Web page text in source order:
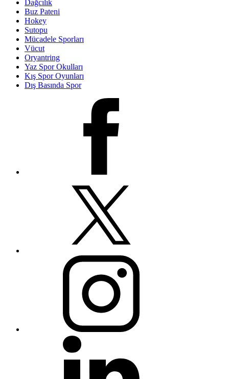
Dağcılık
Buz Pateni
Hokey
Sutopu
Mücadele Sporları
Vücut
Oryantring
Yaz Spor Okulları
Kış Spor Oyunları
Dış Basında Spor